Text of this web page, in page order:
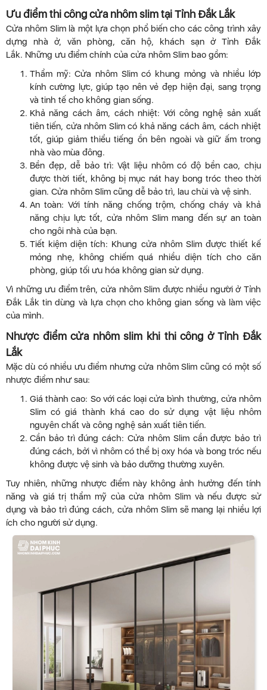
Ưu điểm thi công cửa nhôm slim tại Tỉnh Đắk Lắk
Cửa nhôm Slim là một lựa chọn phổ biến cho các công trình xây
dựng nhà ở, văn phòng, căn hộ, khách sạn ở Tỉnh Đắk
Lắk. Những ưu điểm chính của cửa nhôm Slim bao gồm:
Thẩm mỹ: Cửa nhôm Slim có khung mỏng và nhiều lớp
kính cường lực, giúp tạo nên vẻ đẹp hiện đại, sang trọng
và tinh tế cho không gian sống.
Khả năng cách âm, cách nhiệt: Với công nghệ sản xuất
tiên tiến, cửa nhôm Slim có khả năng cách âm, cách nhiệt
tốt, giúp giảm thiểu tiếng ồn bên ngoài và giữ ấm trong
nhà vào mùa đông.
Bền đẹp, dễ bảo trì: Vật liệu nhôm có độ bền cao, chịu
được thời tiết, không bị mục nát hay bong tróc theo thời
gian. Cửa nhôm Slim cũng dễ bảo trì, lau chùi và vệ sinh.
An toàn: Với tính năng chống trộm, chống cháy và khả
năng chịu lực tốt, cửa nhôm Slim mang đến sự an toàn
cho ngôi nhà của bạn.
Tiết kiệm diện tích: Khung cửa nhôm Slim được thiết kế
mỏng nhẹ, không chiếm quá nhiều diện tích cho căn
phòng, giúp tối ưu hóa không gian sử dụng.
Vì những ưu điểm trên, cửa nhôm Slim được nhiều người ở Tỉnh
Đắk Lắk tin dùng và lựa chọn cho không gian sống và làm việc
của mình.
Nhược điểm cửa nhôm slim khi thi công ở Tỉnh Đắk
Lắk
Mặc dù có nhiều ưu điểm nhưng cửa nhôm Slim cũng có một số
nhược điểm như sau:
Giá thành cao: So với các loại cửa bình thường, cửa nhôm
Slim có giá thành khá cao do sử dụng vật liệu nhôm
nguyên chất và công nghệ sản xuất tiên tiến.
Cần bảo trì đúng cách: Cửa nhôm Slim cần được bảo trì
đúng cách, bởi vì nhôm có thể bị oxy hóa và bong tróc nếu
không được vệ sinh và bảo dưỡng thường xuyên.
Tuy nhiên, những nhược điểm này không ảnh hưởng đến tính
năng và giá trị thẩm mỹ của cửa nhôm Slim và nếu được sử
dụng và bảo trì đúng cách, cửa nhôm Slim sẽ mang lại nhiều lợi
ích cho người sử dụng.